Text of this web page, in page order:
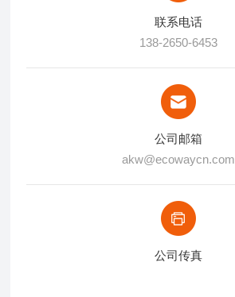
联系电话
138-2650-6453
公司邮箱
akw@ecowaycn.com
公司传真